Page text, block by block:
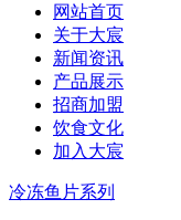
网站首页
关于大宸
新闻资讯
产品展示
招商加盟
饮食文化
加入大宸
冷冻鱼片系列